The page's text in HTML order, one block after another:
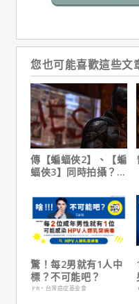
您也可能喜歡這些文
傳【蝙蝠俠2】、【蝙
蝠俠3】同時拍攝？詹
驚！每2男就有1人中
標？不可能吧？
PR・台灣癌症基金會